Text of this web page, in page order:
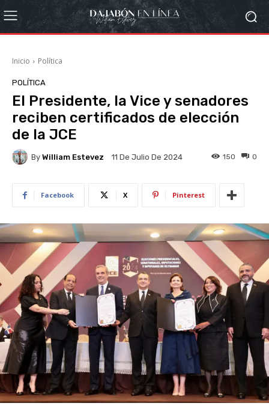
Inicio Política
POLÍTICA
El Presidente, la Vice y senadores
reciben certificados de elección
de la JCE
By William Estevez 11 De Julio De 2024 0
150
Facebook X Pinterest